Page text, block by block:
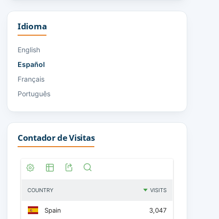
Idioma
English
Español
Français
Português
Contador de Visitas